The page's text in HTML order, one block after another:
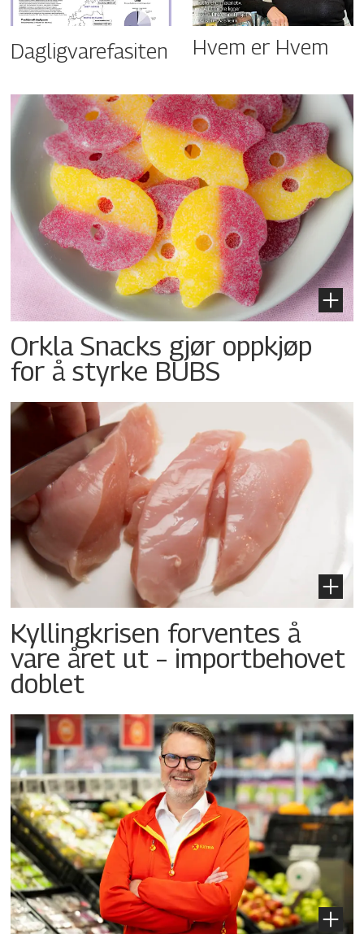
Dagligvarefasiten Hvem er Hvem
Orkla Snacks gjør oppkjøp
for å styrke BUBS
Kyllingkrisen forventes å
vare året ut – importbehovet
doblet